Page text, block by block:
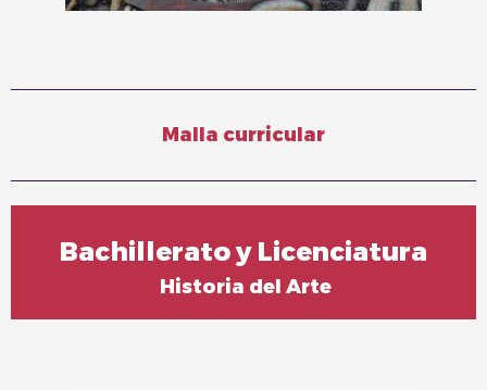
Malla curricular
Bachillerato y Licenciatura
Historia del Arte